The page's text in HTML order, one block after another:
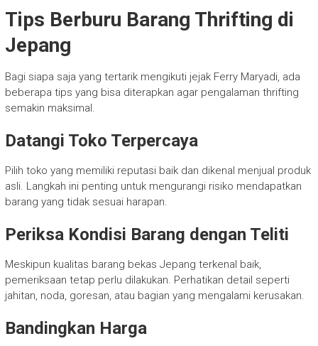
Tips Berburu Barang Thrifting di
Jepang
Bagi siapa saja yang tertarik mengikuti jejak Ferry Maryadi, ada
beberapa tips yang bisa diterapkan agar pengalaman thrifting
semakin maksimal.
Datangi Toko Terpercaya
Pilih toko yang memiliki reputasi baik dan dikenal menjual produk
asli. Langkah ini penting untuk mengurangi risiko mendapatkan
barang yang tidak sesuai harapan.
Periksa Kondisi Barang dengan Teliti
Meskipun kualitas barang bekas Jepang terkenal baik,
pemeriksaan tetap perlu dilakukan. Perhatikan detail seperti
jahitan, noda, goresan, atau bagian yang mengalami kerusakan.
Bandingkan Harga